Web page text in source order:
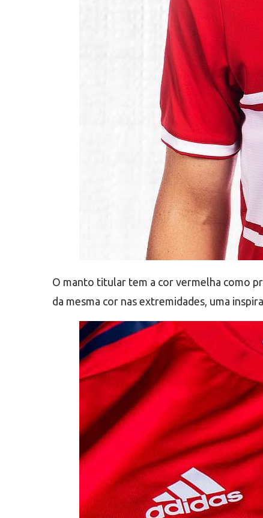
O manto titular tem a cor vermelha como
da mesma cor nas extremidades, uma